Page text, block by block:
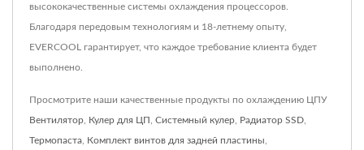
высококачественные системы охлаждения процессоров.
Благодаря передовым технологиям и 18-летнему опыту,
EVERCOOL гарантирует, что каждое требование клиента будет
выполнено.
Просмотрите наши качественные продукты по охлаждению ЦПУ
Вентилятор Кулер для ЦП Системный кулер Радиатор SSD
Термопаста Комплект винтов для задней пластины